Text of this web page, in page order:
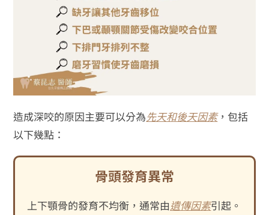
造成深咬的原因主要可以分為先天和後天因素，包括
以下幾點：
骨頭發育異常
上下顎骨的發育不均衡，通常由遺傳因素引起。